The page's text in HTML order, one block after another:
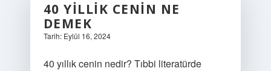
40 YILLIK CENIN NE
DEMEK
Tarih: Eylül 16, 2024
40 yıllık cenin nedir? Tıbbi literatürde